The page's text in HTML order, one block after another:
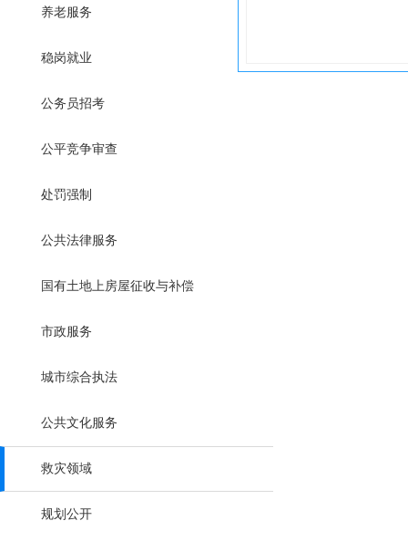
养老服务
稳岗就业
公务员招考
公平竞争审查
处罚强制
公共法律服务
国有土地上房屋征收与补偿
市政服务
城市综合执法
公共文化服务
救灾领域
规划公开